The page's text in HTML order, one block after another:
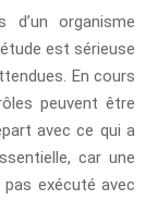
organisme
est sérieuse
En cours
peuvent être
avec ce qui a
car une
exécuté avec